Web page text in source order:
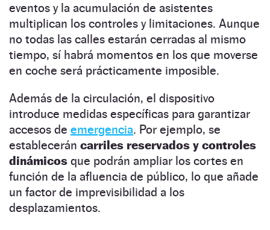
eventos y la acumulación de asistentes
multiplican los controles y limitaciones. Aunque
no todas las calles estarán cerradas al mismo
tiempo, sí habrá momentos en los que moverse
en coche será prácticamente imposible.
Además de la circulación, el dispositivo
introduce medidas específicas para garantizar
accesos de emergencia. Por ejemplo, se
establecerán carriles reservados y controles
dinámicos que podrán ampliar los cortes en
función de la afluencia de público, lo que añade
un factor de imprevisibilidad a los
desplazamientos.